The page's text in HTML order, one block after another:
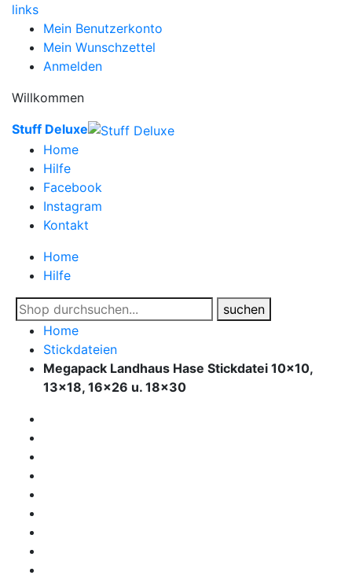
links
Mein Benutzerkonto
Mein Wunschzettel
Anmelden
Willkommen
Stuff Deluxe
Home
Hilfe
Facebook
Instagram
Kontakt
Home
Hilfe
suchen
Home
Stickdateien
Megapack Landhaus Hase Stickdatei 10x10,
13x18, 16x26 u. 18x30